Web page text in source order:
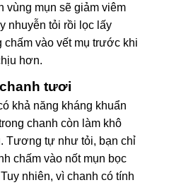
vùng mụn sẽ giảm viêm
nhuyễn tỏi rồi lọc lấy
vào vết mụ trước khi
hơn.
tươi
khả năng kháng khuẩn
chanh còn làm khô
Tương tự như tỏi, bạn chỉ
chấm vào nốt mụn bọc
nhiên, vì chanh có tính